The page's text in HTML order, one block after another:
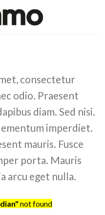
consectetur
odio. Praesent
diam. Sed nisi.
imperdiet.
mauris. Fusce
porta. Mauris
arcu eget nulla.
not found